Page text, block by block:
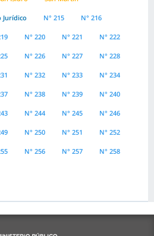
Jurídico N° 215 N° 216
N° 220 N° 221 N° 222
N° 226 N° 227 N° 228
N° 232 N° 233 N° 234
N° 238 N° 239 N° 240
N° 244 N° 245 N° 246
N° 250 N° 251 N° 252
N° 256 N° 257 N° 258